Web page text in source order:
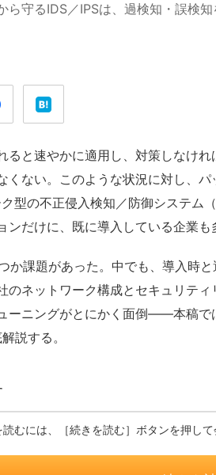
ら守るIDS／IPSは、過検知・誤検
と速やかに適用し、対策しなけ
くない。このような状況に対し、
型の不正侵入検知／防御システム
だけに、既に導入している企業も
か課題があった。中でも、導入時
のネットワーク構成とセキュリテ
ーニングがとにかく面倒――本稿
説する。
むには、［続きを読む］ボタンを押し